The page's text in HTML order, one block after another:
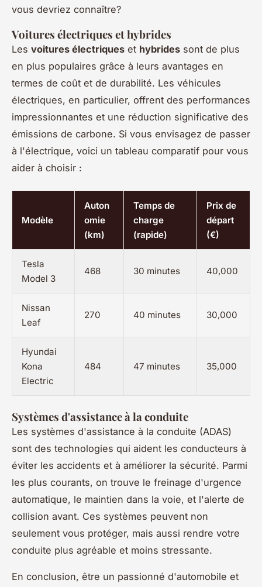
vous devriez connaître?
Voitures électriques et hybrides
Les voitures électriques et hybrides sont de plus
en plus populaires grâce à leurs avantages en
termes de coût et de durabilité. Les véhicules
électriques, en particulier, offrent des performances
impressionnantes et une réduction significative des
émissions de carbone. Si vous envisagez de passer
à l'électrique, voici un tableau comparatif pour vous
aider à choisir :
Modèle
Auton
omie
(km)
Temps de
charge
(rapide)
Prix de
départ
(€)
Tesla
Model 3
468 30 minutes 40,000
Nissan
Leaf
270 40 minutes 30,000
Hyundai
Kona
Electric
484 47 minutes 35,000
Systèmes d'assistance à la conduite
Les systèmes d'assistance à la conduite (ADAS)
sont des technologies qui aident les conducteurs à
éviter les accidents et à améliorer la sécurité. Parmi
les plus courants, on trouve le freinage d'urgence
automatique, le maintien dans la voie, et l'alerte de
collision avant. Ces systèmes peuvent non
seulement vous protéger, mais aussi rendre votre
conduite plus agréable et moins stressante.
En conclusion, être un passionné d'automobile et